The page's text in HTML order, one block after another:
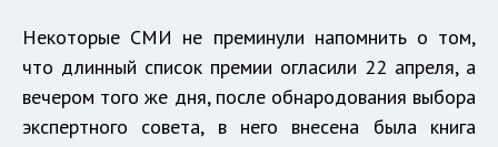
Некоторые СМИ не преминули напомнить о том,
что длинный список премии огласили 22 апреля, а
вечером того же дня, после обнародования выбора
экспертного совета, в него внесена была книга